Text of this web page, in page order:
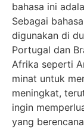
bahasa ini
Sebagai
digunakan di
Portugal dan
Afrika seperti
minat untuk
meningkat,
ingin
yang